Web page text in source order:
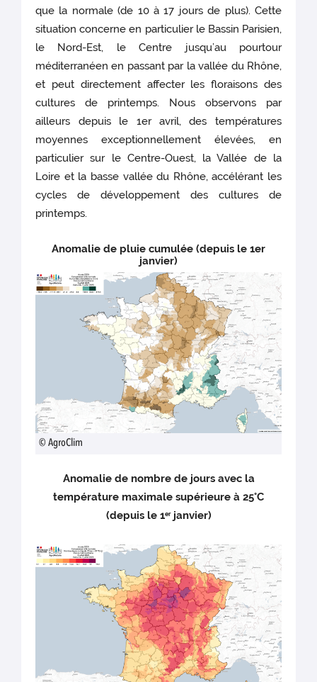
que la normale (de 10 à 17 jours de plus). Cette
situation concerne en particulier le Bassin Parisien,
le Nord-Est, le Centre jusqu’au pourtour
méditerranéen en passant par la vallée du Rhône,
et peut directement affecter les floraisons des
cultures de printemps. Nous observons par
ailleurs depuis le 1er avril, des températures
moyennes exceptionnellement élevées, en
particulier sur le Centre-Ouest, la Vallée de la
Loire et la basse vallée du Rhône, accélérant les
cycles de développement des cultures de
printemps.
Anomalie de pluie cumulée (depuis le 1er
janvier)
© AgroClim
Anomalie de nombre de jours avec la
température maximale supérieure à 25°C
(depuis le 1erjanvier)